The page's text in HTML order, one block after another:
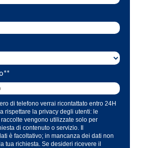
*
di telefono verrai ricontattato entro 24H
rispettare la privacy degli utenti: le
vengono utilizzate solo per
di contenuto o servizio. Il
è facoltativo; in mancanza dei dati non
tua richiesta. Se desideri ricevere il